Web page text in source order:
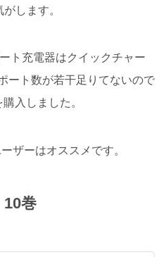
します。
ト充電器はクイックチャー
ート数が若干足りてないので
入しました。
ザーはオススメです。
巻